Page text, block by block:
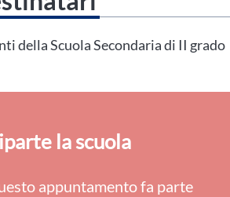
evento non è compatibile con il grado scolastico che
della Scuola Secondaria di II grado
la scuola
appuntamento fa parte